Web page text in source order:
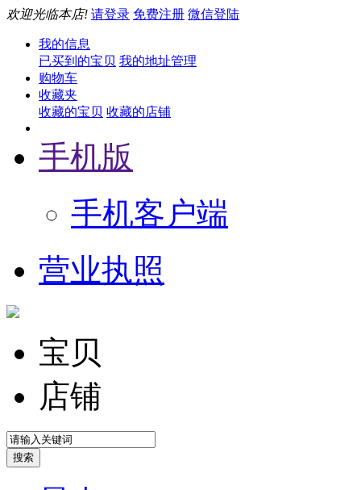
欢迎光临本店! 请登录 免费注册 微信登陆
我的信息
已买到的宝贝 我的地址管理
购物车
收藏夹
收藏的宝贝 收藏的店铺
手机版
手机客户端
营业执照
宝贝
店铺